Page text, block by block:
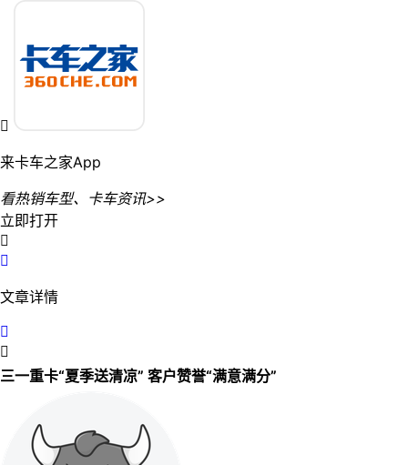

来卡车之家App
看热销车型、卡车资讯>>
立即打开


文章详情


三一重卡“夏季送清凉” 客户赞誉“满意满分”